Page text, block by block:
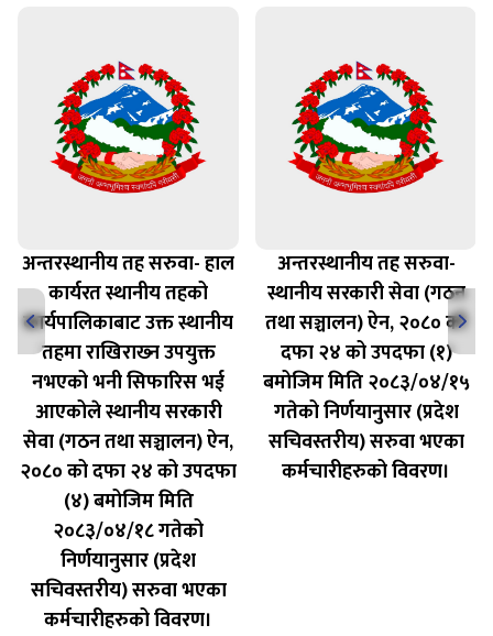
अन्तरस्थानीय तह सरुवा- हाल
कार्यरत स्थानीय तहको
कार्यपालिकाबाट उक्त स्थानीय
तहमा राखिराख्‍न उपयुक्त
नभएको भनी सिफारिस भई
आएकोले स्थानीय सरकारी
सेवा (गठन तथा सञ्चालन) ऐन,
२०८० को दफा २४ को उपदफा
(४) बमोजिम मिति
२०८३/०४/१८ गतेको
निर्णयानुसार (प्रदेश
सचिवस्तरीय) सरुवा भएका
कर्मचारीहरुको विवरण।
अन्तरस्थानीय तह सरुवा-
स्थानीय सरकारी सेवा (गठन
तथा सञ्चालन) ऐन, २०८० को
दफा २४ को उपदफा (१)
बमोजिम मिति २०८३/०४/१५
गतेको निर्णयानुसार (प्रदेश
सचिवस्तरीय) सरुवा भएका
कर्मचारीहरुको विवरण।